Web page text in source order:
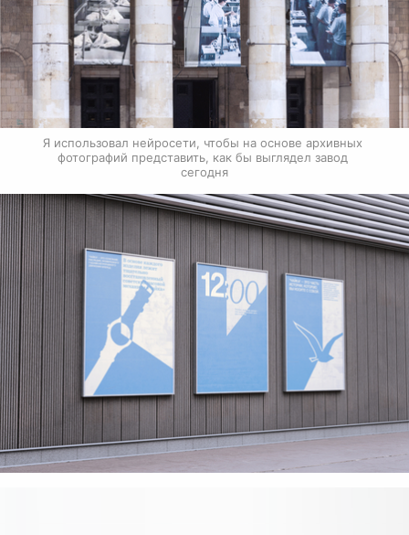
Я использовал нейросети, чтобы на основе архивных
фотографий представить, как бы выглядел завод
сегодня